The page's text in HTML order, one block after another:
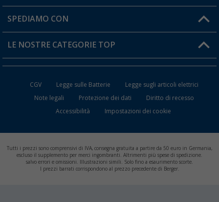
Carta fedeltà Berger
Resi
FAQ e Contatti
SPEDIAMO CON
LE NOSTRE CATEGORIE TOP
Mobili per il Campeggio
Frigo Portatili
Climatizzatori per Camper
CGV Legge sulle Batterie
Legge sugli articoli elettrici
Note legali
Protezione dei dati
Diritto di recesso
Accessibilità
Impostazioni dei cookie
Tutti i prezzi sono comprensivi di IVA, consegna gratuita a partire da 50 euro in Germania,
escluso il supplemento per merci ingombranti. Altrimenti più spese di spedizione.
salvo errori e omissioni. Illustrazioni simili. Solo fino a esaurimento scorte.
I prezzi barrati corrispondono al prezzo precedente di Berger.